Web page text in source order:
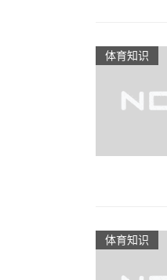
体育知识
体育知识